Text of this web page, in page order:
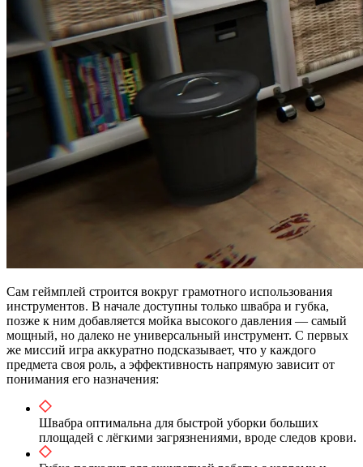
Сам геймплей строится вокруг грамотного использования
инструментов. В начале доступны только швабра и губка,
позже к ним добавляется мойка высокого давления — самый
мощный, но далеко не универсальный инструмент. С первых
же миссий игра аккуратно подсказывает, что у каждого
предмета своя роль, а эффективность напрямую зависит от
понимания его назначения:
Швабра оптимальна для быстрой уборки больших
площадей с лёгкими загрязнениями, вроде следов крови.